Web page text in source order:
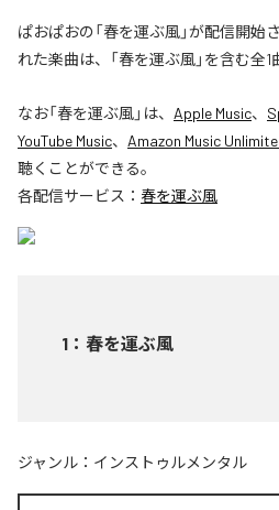
ぱおぱおの「春を運ぶ風」が配信開始
れた楽曲は、「春を運ぶ風」を含む全1
なお「春を運ぶ風」は、 Apple Music、
YouTube Music、 Amazon Music
聴くことができる。
各配信サービス： 春を運ぶ風
1 ： 春を運ぶ風
ジャンル： インストゥルメンタル